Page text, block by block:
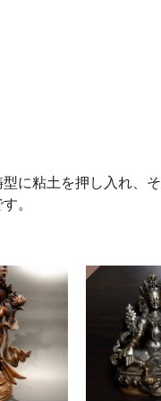
に粘土を押し入れ、そ
。